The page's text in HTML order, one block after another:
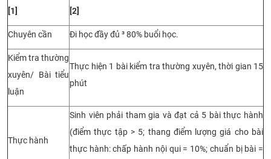
[1] [2]
Chuyên cần Đi học đầy đủ ³80% buổi học.
Kiểm tra thường
xuyên/ Bài tiểu
luận
Thực hiện 1 bài kiểm tra thường xuyên, thời gian 15
phút
Thực hành
Sinh viên phải tham gia và đạt cả 5 bài thực hành
(điểm thực tập > 5; thang điểm lượng giá cho bài
thực hành: chấp hành nội qui = 10%; chuẩn bị bài =